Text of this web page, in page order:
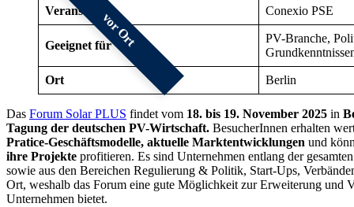
vor Ort
Veranstalter Conexio PSE
Geeignet für
PV-Branche,
Ort Berlin
Das Forum Solar PLUS findet vom 18. bis 19. November 2025 in
Tagung der deutschen PV-Wirtschaft. BesucherInnen erhalten
Pratice-Geschäftsmodelle, aktuelle Marktentwicklungen und
ihre Projekte profitieren. Es sind Unternehmen entlang der
sowie aus den Bereichen Regulierung & Politik, Start-Ups,
Ort, weshalb das Forum eine gute Möglichkeit zur Erweiterung und
Unternehmen bietet.